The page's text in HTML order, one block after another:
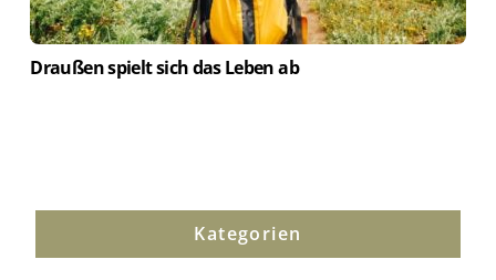
Draußen spielt sich das Leben ab
Kategorien